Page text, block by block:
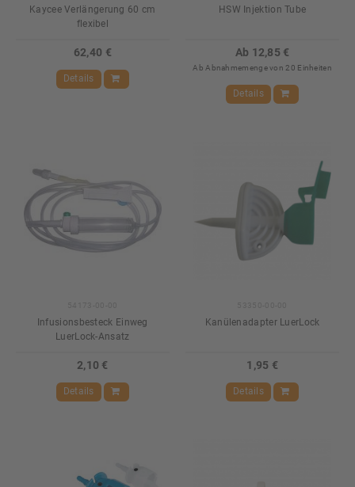
Kaycee Verlängerung 60 cm
flexibel
62,40 €
Details
HSW Injektion Tube
Ab 12,85 €
Ab Abnahmemenge von 20 Einheiten
Details
Infusionsbesteck Einweg
LuerLock-Ansatz
2,10 €
Details
Kanülenadapter LuerLock
1,95 €
Details